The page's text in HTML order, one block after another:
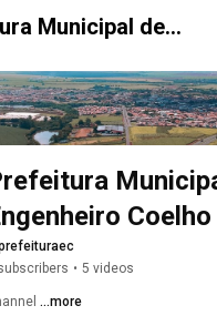
Municipal de
Coelho
• 5 videos
...more